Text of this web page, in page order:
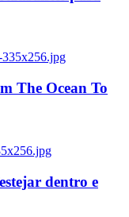
335x256.jpg
The Ocean To
dentro e